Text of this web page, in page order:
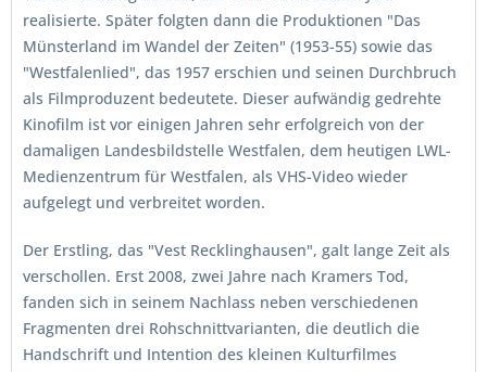
realisierte. Später folgten dann die Produktionen "Das
Münsterland im Wandel der Zeiten" (1953-55) sowie das
"Westfalenlied", das 1957 erschien und seinen Durchbruch
als Filmproduzent bedeutete. Dieser aufwändig gedrehte
Kinofilm ist vor einigen Jahren sehr erfolgreich von der
damaligen Landesbildstelle Westfalen, dem heutigen LWL-
Medienzentrum für Westfalen, als VHS-Video wieder
aufgelegt und verbreitet worden.
Der Erstling, das "Vest Recklinghausen", galt lange Zeit als
verschollen. Erst 2008, zwei Jahre nach Kramers Tod,
fanden sich in seinem Nachlass neben verschiedenen
Fragmenten drei Rohschnittvarianten, die deutlich die
Handschrift und Intention des kleinen Kulturfilmes